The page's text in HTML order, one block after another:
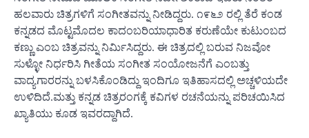
ಹಲವಾರು ಚಿತ್ರಗಳಿಗೆ ಸಂಗೀತವನ್ನು ನೀಡಿದ್ದರು. ೧೯೬೨ ರಲ್ಲಿ ತೆರೆ ಕಂಡ
ಕನ್ನಡದ ಮೊಟ್ಟಮೊದಲ ಕಾದಂಬರಿಯಾಧಾರಿತ ಕರುಣೆಯೇ ಕುಟುಂಬದ
ಕಣ್ಣು ಎಂಬ ಚಿತ್ರವನ್ನು ನಿರ್ಮಿಸಿದ್ದರು. ಈ ಚಿತ್ರದಲ್ಲಿ ಬರುವ ನಿಜವೋ
ಸುಳ್ಳೋ ನಿರ್ಧರಿಸಿ ಗೀತೆಯ ಸಂಗೀತ ಸಂಯೋಜನೆಗೆ ಎಂಬತ್ತು
ವಾದ್ಯಗಾರರನ್ನು ಬಳಸಿಕೊಂಡಿದ್ದು ಇಂದಿಗೂ ಇತಿಹಾಸದಲ್ಲಿ ಅಚ್ಚಳಿಯದೇ
ಉಳಿದಿದೆ.ಮತ್ತು ಕನ್ನಡ ಚಿತ್ರರಂಗಕ್ಕೆ ಕವಿಗಳ ರಚನೆಯನ್ನು ಪರಿಚಯಿಸಿದ
ಖ್ಯಾತಿಯು ಕೂಡ ಇವರದ್ದಾಗಿದೆ.